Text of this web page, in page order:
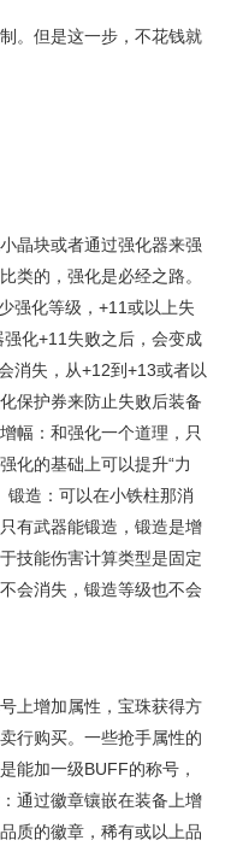
。但是这一步，不花钱就
晶块或者通过强化器来强
类的，强化是必经之路。
强化等级，+11或以上失
化+11失败之后，会变成
消失，从+12到+13或者以
保护券来防止失败后装备
幅：和强化一个道理，只
化的基础上可以提升“力
锻造：可以在小铁柱那消
有武器能锻造，锻造是增
技能伤害计算类型是固定
会消失，锻造等级也不会
上增加属性，宝珠获得方
行购买。一些抢手属性的
能加一级BUFF的称号，
通过徽章镶嵌在装备上增
质的徽章，稀有或以上品